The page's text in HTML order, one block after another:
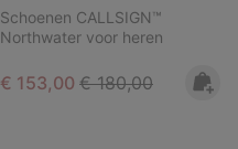
Schoenen CALLSIGN™
Northwater voor heren
Sale price:
€ 153,00 Regular price:
€ 180,00